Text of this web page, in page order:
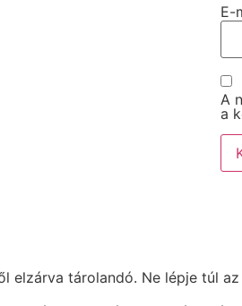
E-
A
a
elzárva tárolandó. Ne lépje túl